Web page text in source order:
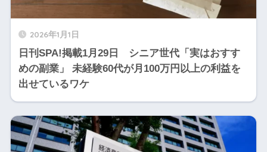
2026年1月1日
日刊SPA!掲載1月29日 シニア世代「実はおすす
めの副業」 未経験60代が月100万円以上の利益を
出せているワケ